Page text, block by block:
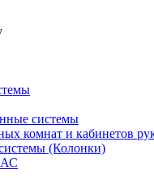
системы
комнат и кабинетов
(Колонки)
АС